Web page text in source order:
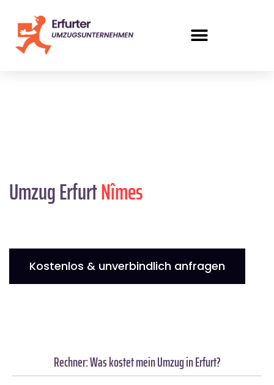
Umzug ErfurtNîmes
Kostenlos & unverbindlich anfragen
Rechner: Was kostet mein Umzug in Erfurt?